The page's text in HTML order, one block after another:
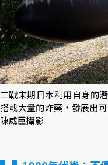
二戰末期日本利用自身的
搭載大量的炸藥，發展出
陳威臣攝影